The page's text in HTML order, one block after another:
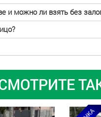
и можно ли взять без